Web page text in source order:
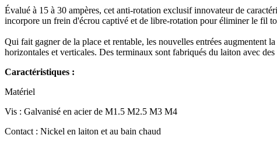
Évalué à 15 à 30 ampères, cet anti-rotation exclusif innovateur de
incorpore un frein d'écrou captivé et de libre-rotation pour éliminer le fil
Qui fait gagner de la place et rentable, les nouvelles entrées augmentent
horizontales et verticales. Des terminaux sont fabriqués du laiton avec
Caractéristiques :
Matériel
Vis : Galvanisé en acier de M1.5 M2.5 M3 M4
Contact : Nickel en laiton et au bain chaud